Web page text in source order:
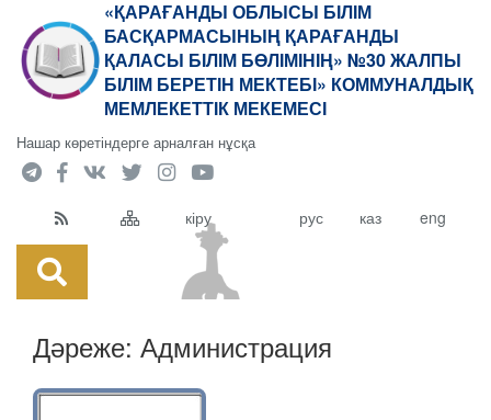
«ҚАРАҒАНДЫ ОБЛЫСЫ БІЛІМ
БАСҚАРМАСЫНЫҢ ҚАРАҒАНДЫ
ҚАЛАСЫ БІЛІМ БӨЛІМІНІҢ» №30 ЖАЛПЫ
БІЛІМ БЕРЕТІН МЕКТЕБІ» КОММУНАЛДЫҚ
МЕМЛЕКЕТТІК МЕКЕМЕСІ
Нашар көретіндерге арналған нұсқа
кіру рус каз eng
Дәреже: Администрация